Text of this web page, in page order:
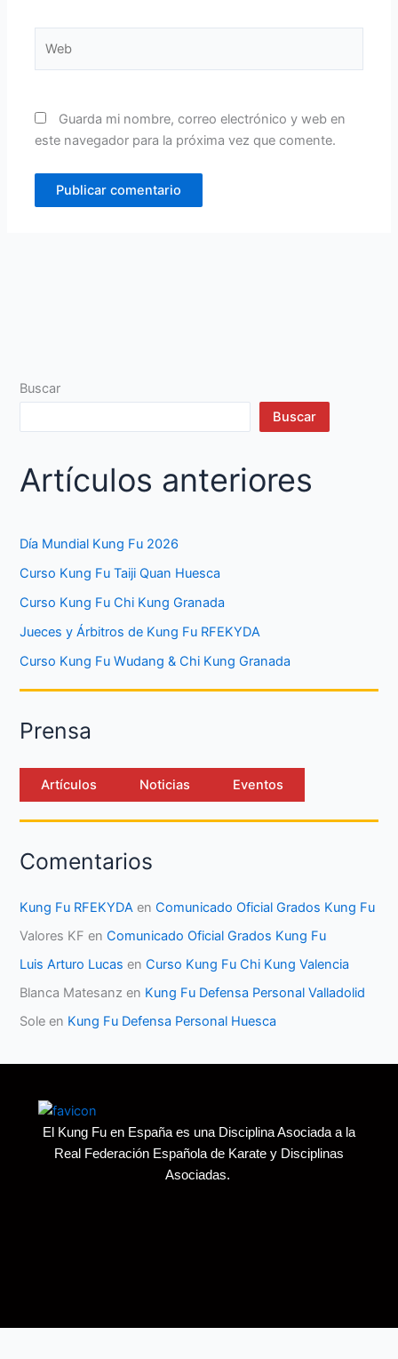
Guarda mi nombre, correo electrónico y web en
este navegador para la próxima vez que comente.
Buscar
Buscar
Artículos anteriores
Día Mundial Kung Fu 2026
Curso Kung Fu Taiji Quan Huesca
Curso Kung Fu Chi Kung Granada
Jueces y Árbitros de Kung Fu RFEKYDA
Curso Kung Fu Wudang & Chi Kung Granada
Prensa
Artículos Noticias Eventos
Comentarios
Kung Fu RFEKYDA enComunicado Oficial Grados Kung Fu
Valores KF enComunicado Oficial Grados Kung Fu
Luis Arturo Lucas enCurso Kung Fu Chi Kung Valencia
Blanca Matesanz en Kung Fu Defensa Personal Valladolid
Sole en Kung Fu Defensa Personal Huesca
El Kung Fu en España es una Disciplina Asociada a la
Real Federación Española de Karate y Disciplinas
Asociadas.